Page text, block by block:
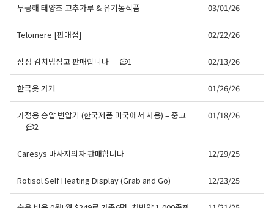
무공해 태양초 고추가루 & 유기농식품 03/01/26
Telomere [판매점] 02/22/26
삼성 김치냉장고 판매합니다 1 02/13/26
한국옷 가게 01/26/26
가정용 승압 변압기 (한국제품 미국에서 사용) – 중고
2
01/18/26
Caresys 마사지의자 판매합니다 12/29/25
Rotisol Self Heating Display (Grab and Go) 12/23/25